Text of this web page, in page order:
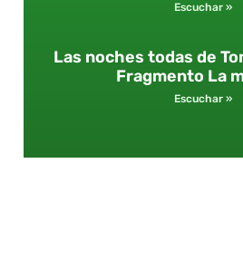
Escuchar »
Las noches todas de
Fragmento La
Escuchar »